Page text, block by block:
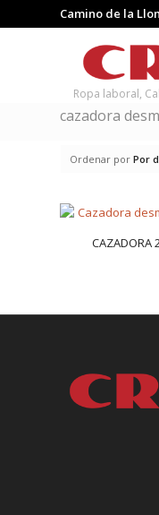
Camino de la
Ropa laboral,
cazadora
Ordenar por Por
CAZADORA